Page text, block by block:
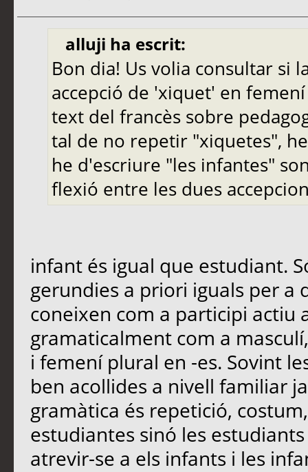
alluji ha escrit:
Bon dia! Us volia consultar si
accepció de 'xiquet' en
text del francès sobre
tal de no repetir "xiquetes",
he d'escriure "les infantes"
flexió entre les dues
infant és igual que estudiant.
gerundies a priori iguals per a
coneixen com a participi actiu
gramaticalment com a
i femení plural en -es. Sovint
ben acollides a nivell familiar
gramàtica és repetició,
estudiantes sinó les
atrevir-se a els infants i les